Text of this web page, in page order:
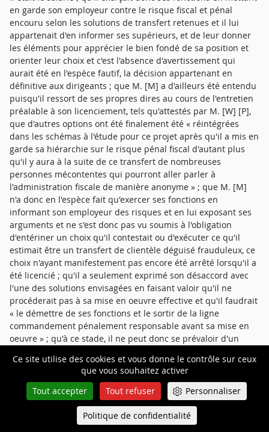
Ce site utilise des cookies et vous donne le contrôle sur ceux
que vous souhaitez activer
Tout accepter
Tout refuser Personnaliser
Politique de confidentialité
en garde son employeur contre le risque fiscal et pénal
encouru selon les solutions de transfert retenues et il lui
appartenait d'en informer ses supérieurs, et de leur donner
les éléments pour apprécier le bien fondé de sa position et
orienter leur choix et c'est l'absence d'avertissement qui
aurait été en l'espèce fautif, la décision appartenant en
définitive aux dirigeants ; que M. [M] a d'ailleurs été entendu
puisqu'il ressort de ses propres dires au cours de l'entretien
préalable à son licenciement, tels qu'attestés par M. [W] [P],
que d'autres options ont été finalement été « réintégrées
dans les schémas à l'étude pour ce projet après qu'il a mis en
garde sa hiérarchie sur le risque pénal fiscal d'autant plus
qu'il y aura à la suite de ce transfert de nombreuses
personnes mécontentes qui pourront aller parler à
l'administration fiscale de manière anonyme » ; que M. [M]
n'a donc en l'espèce fait qu'exercer ses fonctions en
informant son employeur des risques et en lui exposant ses
arguments et ne s'est donc pas vu soumis à l'obligation
d'entériner un choix qu'il contestait ou d'exécuter ce qu'il
estimait être un transfert de clientèle déguisé frauduleux, ce
choix n'ayant manifestement pas encore été arrêté lorsqu'il a
été licencié ; qu'il a seulement exprimé son désaccord avec
l'une des solutions envisagées en faisant valoir qu'il ne
procéderait pas à sa mise en oeuvre effective et qu'il faudrait
« le démettre de ses fonctions et le sortir de la ligne
commandement pénalement responsable avant sa mise en
oeuvre » ; qu'à ce stade, il ne peut donc se prévaloir d'un
déclaré nul sur le fondement de l'article L. 1132-1 du code du
travail ; qu'en revanche un salarié ne peut être licencié parce
que, exerçant ses fonctions, il exprime son désaccord avec la
direction, dès lors qu'il le fait dans des termes acceptables et
n'abuse pas de sa liberté d'expression ; qu'en l'espèce, aucun
des éléments versés aux débats ne démontre qu'au cours de
Queue-Fair